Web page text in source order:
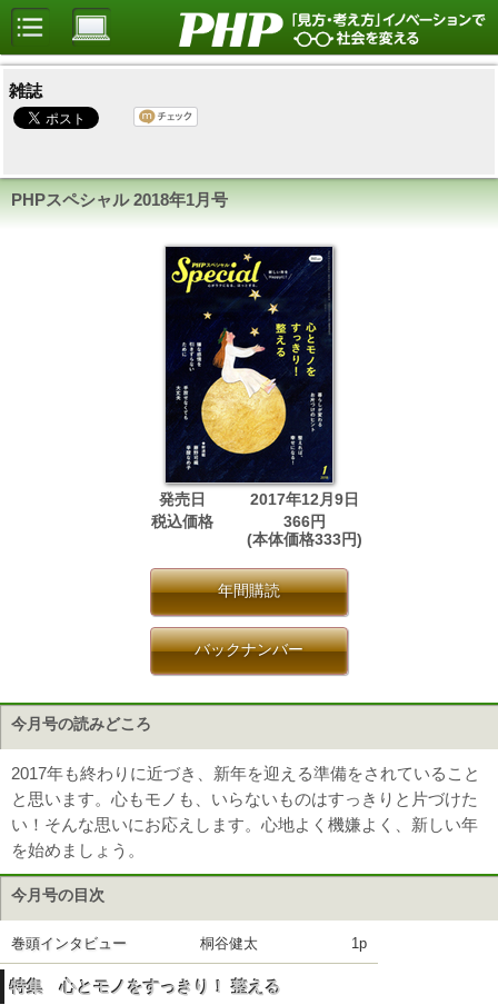
雑誌
PHPスペシャル2018年1月号
発売日
2017年12月9日
税込価格
366円
(本体価格333円)
年間購読
バックナンバー
今月号の読みどころ
2017年も終わりに近づき、新年を迎える準備をされていること
と思います。心もモノも、いらないものはすっきりと片づけた
い！そんな思いにお応えします。心地よく機嫌よく、新しい年
を始めましょう。
今月号の目次
巻頭インタビュー 桐谷健太 1p
特集 心とモノをすっきり！ 整える